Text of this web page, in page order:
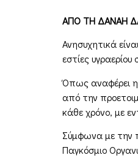
ΑΠΟ ΤΗ ΔΑΝΑΗ
Ανησυχητικά
εστίες
Όπως αναφέρει η
από την
κάθε χρόνο, με
Σύμφωνα με την
Παγκόσμιο